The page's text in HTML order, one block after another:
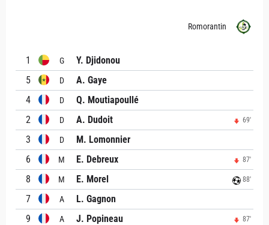
Romorantin
1 G
Y. Djidonou
5
D
A. Gaye
4
D
Q. Moutiapoullé
2
D A. Dudoit 69'
3 D
M. Lomonnier
6
M E. Debreux 87'
8 M E. Morel 88'
7 A
L. Gagnon
9
A J. Popineau 87'